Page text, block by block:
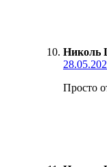
Николь
Просто